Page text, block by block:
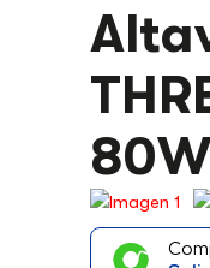
80W
ALTAVOZ
S400
BETA
THREE
AMBIENTAL
80W
CANTIDAD